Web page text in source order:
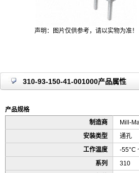
声明：图片仅供参考，请以实物为准！
310-93-150-41-001000产品属性
产品规格
制造商
Mill-
安装类型
通孔
工作温度
-55°C
系列
310